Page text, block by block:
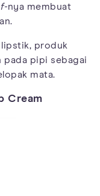
nya membuat
lipstik, produk
pada pipi sebagai
mata.
Cream